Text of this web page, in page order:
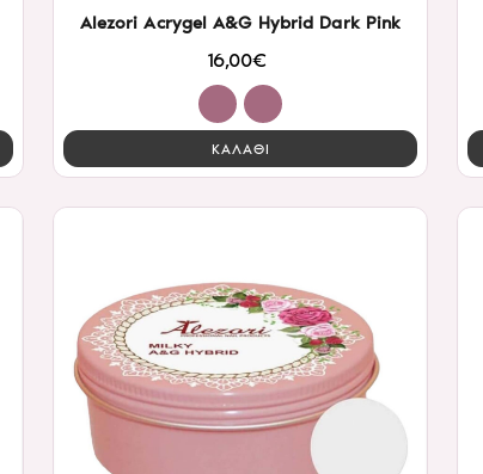
Alezori Acrygel A&G Hybrid Dark Pink
16,00€
ΚΑΛΑΘΙ